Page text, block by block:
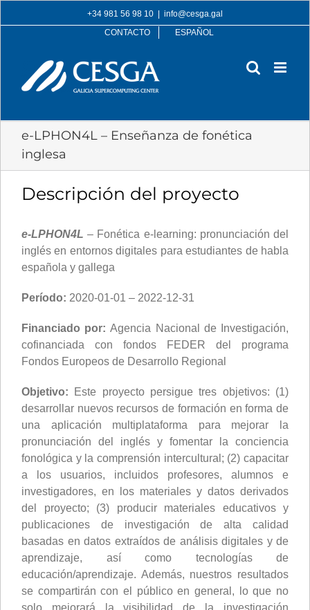
to
+34 981 56 98 10
info@cesga.gal
CONTACTO
ESPAÑOL
e-LPHON4L – Enseñanza de fonética
inglesa
Descripción del proyecto
e-LPHON4L – Fonética e-learning: pronunciación del
inglés en entornos digitales para estudiantes de habla
española y gallega
Período: 2020-01-01 – 2022-12-31
Financiado por:Agencia Nacional de Investigación,
cofinanciada con fondos FEDER del programa
Fondos Europeos de Desarrollo Regional
Objetivo: Este proyecto persigue tres objetivos: (1)
desarrollar nuevos recursos de formación en forma de
una aplicación multiplataforma para mejorar la
pronunciación del inglés y fomentar la conciencia
fonológica y la comprensión intercultural; (2) capacitar
a los usuarios, incluidos profesores, alumnos e
investigadores, en los materiales y datos derivados
del proyecto; (3) producir materiales educativos y
publicaciones de investigación de alta calidad
basadas en datos extraídos de análisis digitales y de
aprendizaje, así como tecnologías de
educación/aprendizaje. Además, nuestros resultados
se compartirán con el público en general, lo que no
solo mejorará la visibilidad de la investigación